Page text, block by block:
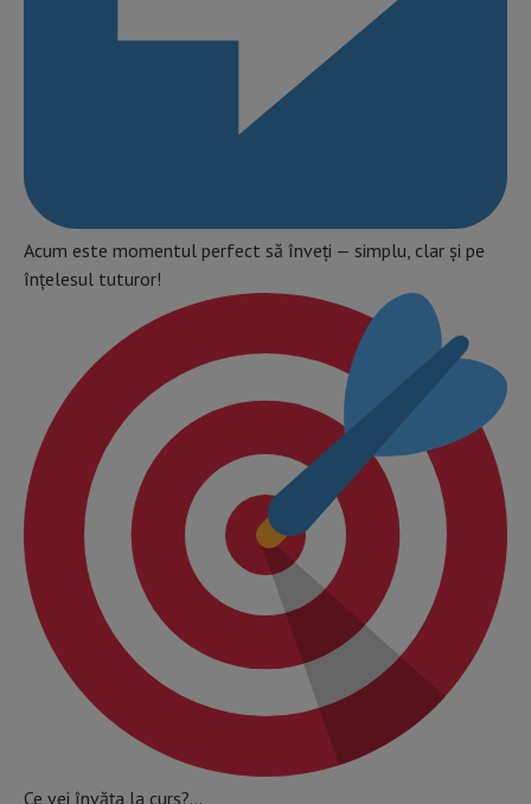
Acum este momentul perfect să înveți — simplu, clar și pe
înțelesul tuturor!
Ce vei învăța la curs?…